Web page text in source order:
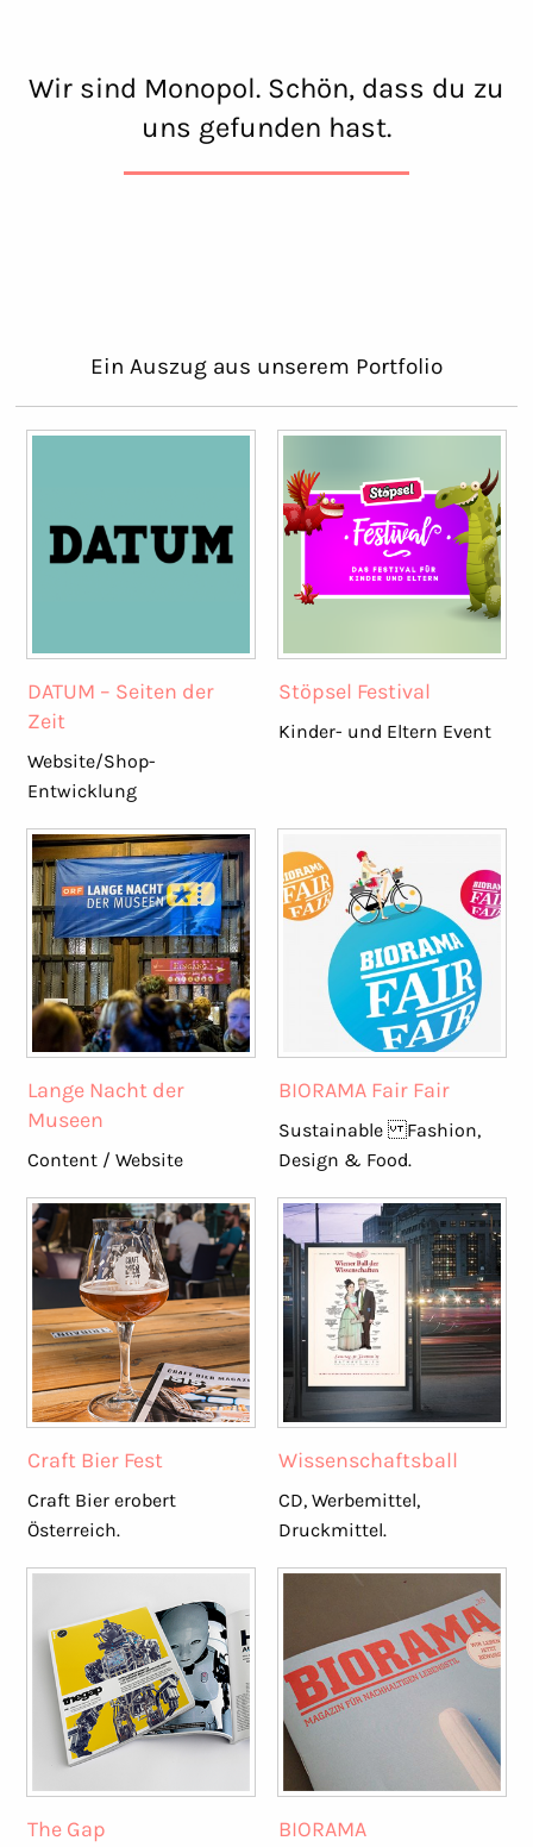
Wir sind Monopol. Schön, dass du zu
uns gefunden hast.
Ein Auszug aus unserem Portfolio
DATUM – Seiten der
Zeit
Website/Shop-
Entwicklung
Stöpsel Festival
Kinder- und Eltern Event
Lange Nacht der
Museen
Content / Website
BIORAMA Fair Fair
Sustainable Fashion,
Design & Food.
Craft Bier Fest
Craft Bier erobert
Österreich.
Wissenschaftsball
CD, Werbemittel,
Druckmittel.
The Gap BIORAMA